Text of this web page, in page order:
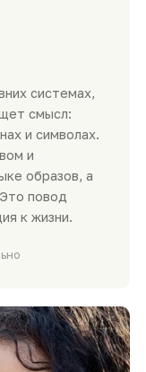
системах,
смысл:
и символах.
и
образов, а
повод
к жизни.